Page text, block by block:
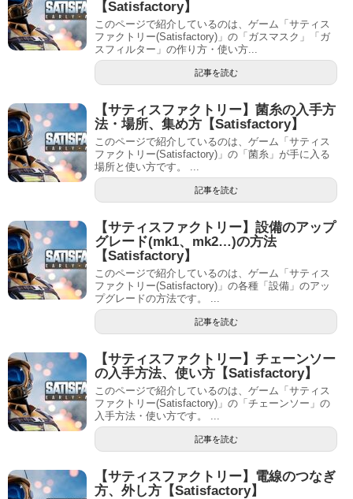
【Satisfactory】
このページで紹介しているのは、ゲーム「サティス
ファクトリー(Satisfactory)」の「ガスマスク」「ガ
スフィルター」の作り方・使い方...
記事を読む
【サティスファクトリー】菌糸の入手方
法・場所、集め方【Satisfactory】
このページで紹介しているのは、ゲーム「サティス
ファクトリー(Satisfactory)」の「菌糸」が手に入る
場所と使い方です。 ...
記事を読む
【サティスファクトリー】設備のアップ
グレード(mk1、mk2…)の方法
【Satisfactory】
このページで紹介しているのは、ゲーム「サティス
ファクトリー(Satisfactory)」の各種「設備」のアッ
プグレードの方法です。 ...
記事を読む
【サティスファクトリー】チェーンソー
の入手方法、使い方【Satisfactory】
このページで紹介しているのは、ゲーム「サティス
ファクトリー(Satisfactory)」の「チェーンソー」の
入手方法・使い方です。 ...
記事を読む
【サティスファクトリー】電線のつなぎ
方、外し方【Satisfactory】